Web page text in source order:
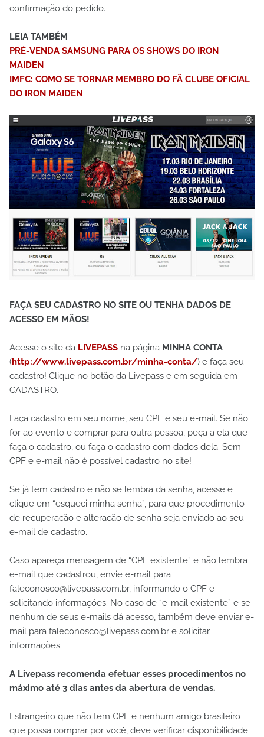
confirmação do pedido.
LEIA TAMBÉM
PRÉ-VENDA SAMSUNG PARA OS SHOWS DO IRON
MAIDEN
IMFC: COMO SE TORNAR MEMBRO DO FÃ CLUBE OFICIAL
DO IRON MAIDEN
FAÇA SEU CADASTRO NO SITE OU TENHA DADOS DE
ACESSO EM MÃOS!
Acesse o site da LIVEPASS na página MINHA CONTA
(http://www.livepass.com.br/minha-conta/) e faça seu
cadastro! Clique no botão da Livepass e em seguida em
CADASTRO.
Faça cadastro em seu nome, seu CPF e seu e-mail. Se não
for ao evento e comprar para outra pessoa, peça a ela que
faça o cadastro, ou faça o cadastro com dados dela. Sem
CPF e e-mail não é possível cadastro no site!
Se já tem cadastro e não se lembra da senha, acesse e
clique em “esqueci minha senha”, para que procedimento
de recuperação e alteração de senha seja enviado ao seu
e-mail de cadastro.
Caso apareça mensagem de “CPF existente” e não lembra
e-mail que cadastrou, envie e-mail para
faleconosco@livepass.com.br, informando o CPF e
solicitando informações. No caso de “e-mail existente” e se
nenhum de seus e-mails dá acesso, também deve enviar e-
mail para faleconosco@livepass.com.br e solicitar
informações.
A Livepass recomenda efetuar esses procedimentos no
máximo até 3 dias antes da abertura de vendas.
Estrangeiro que não tem CPF e nenhum amigo brasileiro
que possa comprar por você, deve verificar disponibilidade